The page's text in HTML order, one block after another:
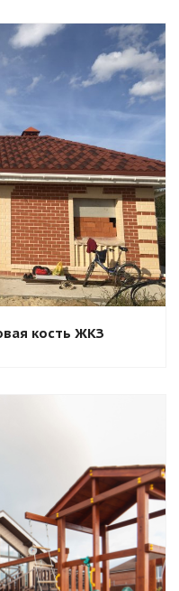
кость ЖКЗ